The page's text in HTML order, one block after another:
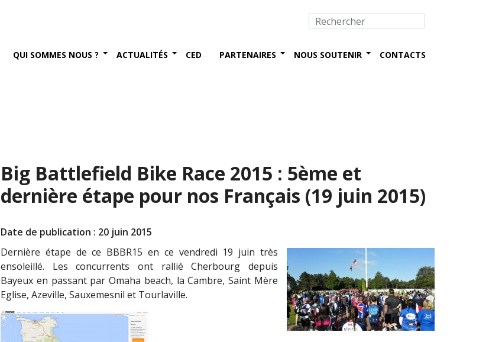
QUI SOMMES NOUS ? ACTUALITÉS CED PARTENAIRES NOUS SOUTENIR CONTACTS
Big Battlefield Bike Race 2015 : 5ème et
dernière étape pour nos Français (19 juin 2015)
Date de publication : 20 juin 2015
Dernière étape de ce BBBR15 en ce vendredi 19 juin très
ensoleillé. Les concurrents ont rallié Cherbourg depuis
Bayeux en passant par Omaha beach, la Cambre, Saint Mère
Eglise, Azeville, Sauxemesnil et Tourlaville.